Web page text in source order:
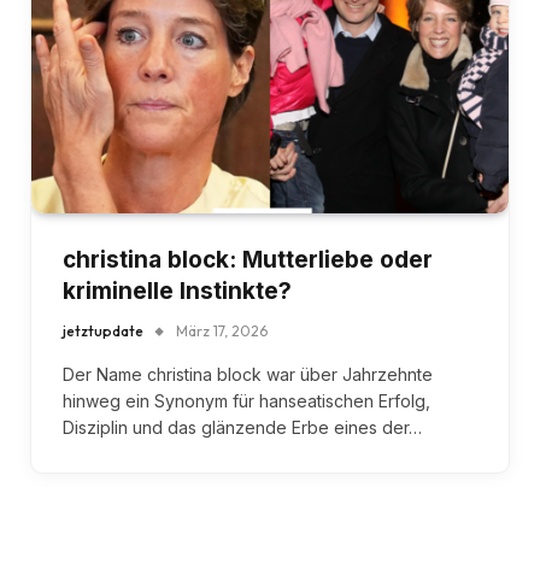
christina block: Mutterliebe oder
kriminelle Instinkte?
jetztupdate März 17, 2026
Der Name christina block war über Jahrzehnte
hinweg ein Synonym für hanseatischen Erfolg,
Disziplin und das glänzende Erbe eines der…